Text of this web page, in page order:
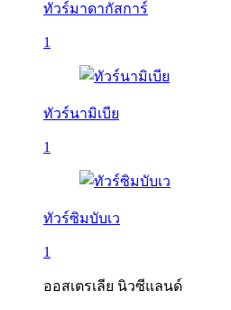
ทัวร์มาดากัสการ์
1
ทัวร์นามิเบีย
1
ทัวร์ซิมบับเว
1
ออสเตรเลีย นิวซีแลนด์